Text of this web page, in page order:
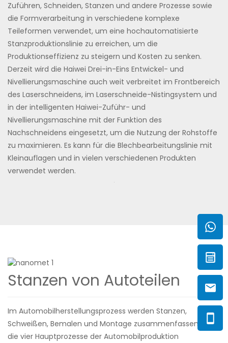
Zuführen, Schneiden, Stanzen und andere Prozesse sowie
die Formverarbeitung in verschiedene komplexe
Teileformen verwendet, um eine hochautomatisierte
Stanzproduktionslinie zu erreichen, um die
Produktionseffizienz zu steigern und Kosten zu senken.
Derzeit wird die Haiwei Drei-in-Eins Entwickel- und
Nivellierungsmaschine auch weit verbreitet im Frontbereich
des Laserschneidens, im Laserschneide-Nistingsystem und
in der intelligenten Haiwei-Zuführ- und
Nivellierungsmaschine mit der Funktion des
Nachschneidens eingesetzt, um die Nutzung der Rohstoffe
zu maximieren. Es kann für die Blechbearbeitungslinie mit
Kleinauflagen und in vielen verschiedenen Produkten
verwendet werden.
Stanzen von Autoteilen
Im Automobilherstellungsprozess werden Stanzen,
Schweißen, Bemalen und Montage zusammenfassend als
die vier Hauptprozesse der Automobilproduktion